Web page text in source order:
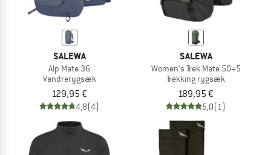
SALEWA
Alp Mate 36
Vandrerygsæk
129,95 €
4,8(4)
SALEWA
Women's Trek Mate 50+5
Trekking rygsæk
189,95 €
5,0(1)